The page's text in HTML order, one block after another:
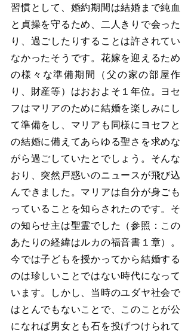
習慣として、婚約期間は結婚まで純血
と貞操を守るため、二人きりで会った
り、過ごしたりすることは許されてい
なかったそうです。花嫁を迎えるため
の様々な準備期間（父の家の部屋作
り、財産等）はおおよそ１年位。ヨセ
フはマリアのために結婚を楽しみにし
て準備をし、マリアも同様にヨセフと
の結婚に備えてあらゆる聖さを求めな
がら過ごしていたとでしょう。そんな
おり、突然戸惑いのニュースが飛び込
んできました。マリアは自分が身ごも
っていることを知らされたのです。そ
の知らせ主は聖霊でした（参照：この
あたりの経緯はルカの福音書１章）。
今では子どもを授かってから結婚する
のは珍しいことではない時代になって
います。しかし、当時のユダヤ社会で
はとんでもないことで、このことが公
になれば男女とも石を投げつけられて